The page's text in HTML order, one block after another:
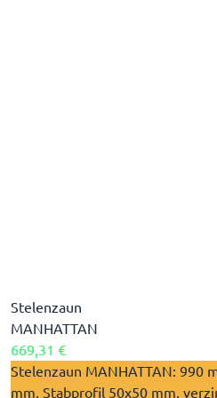
Stelenzaun
MANHATTAN
669,31 €
​Stelenzaun MANHATTAN: 990
mm, Stabprofil 50x50 mm,